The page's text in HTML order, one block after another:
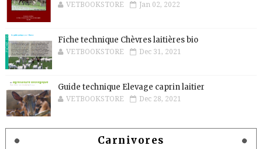
VETBOOKSTORE Jan 02, 2022
Fiche technique Chèvres laitières bio
VETBOOKSTORE Dec 31, 2021
Guide technique Elevage caprin laitier
VETBOOKSTORE Dec 28, 2021
Carnivores